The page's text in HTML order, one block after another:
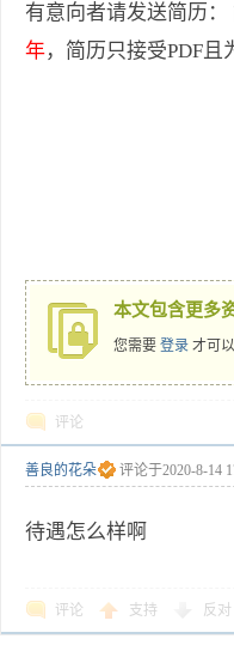
有意向者请发送简历：
年，简历只接受PDF且
本文包含更多
您需要 登录 才可
评论
善良的花朵 评论于2020-8-14
待遇怎么样啊
评论 支持 反对